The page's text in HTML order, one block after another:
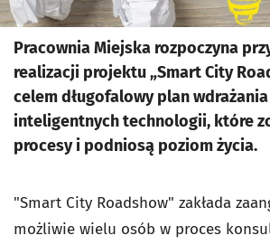
Pracownia Miejska rozpoczyna
realizacji projektu „Smart City
celem długofalowy plan
inteligentnych technologii, które
procesy i podniosą poziom życia.
"Smart City Roadshow" zakłada
możliwie wielu osób w proces